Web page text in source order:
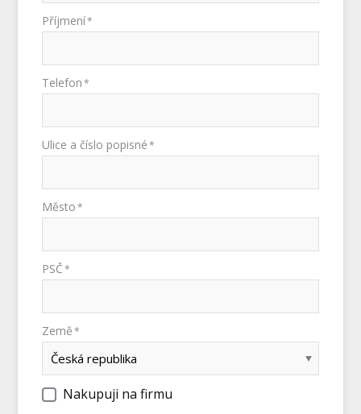
Příjmení*
Telefon *
Ulice a číslo popisné *
Město *
PSČ *
Země *
Nakupuji na firmu